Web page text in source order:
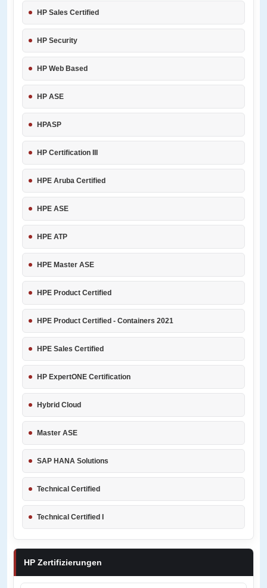
HP Sales Certified
HP Security
HP Web Based
HP ASE
HPASP
HP Certification III
HPE Aruba Certified
HPE ASE
HPE ATP
HPE Master ASE
HPE Product Certified
HPE Product Certified - Containers 2021
HPE Sales Certified
HP ExpertONE Certification
Hybrid Cloud
Master ASE
SAP HANA Solutions
Technical Certified
Technical Certified I
HP Zertifizierungen